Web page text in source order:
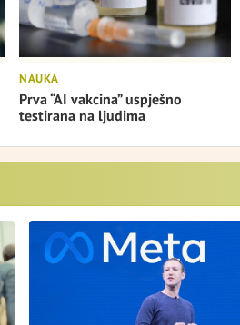
NAUKA
Prva “AI vakcina” uspješno
testirana na ljudima